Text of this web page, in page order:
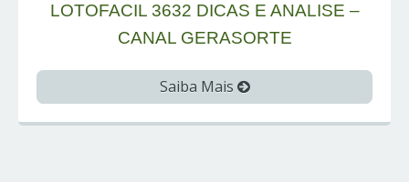
LOTOFACIL 3632 DICAS E ANALISE –
CANAL GERASORTE
Saiba Mais